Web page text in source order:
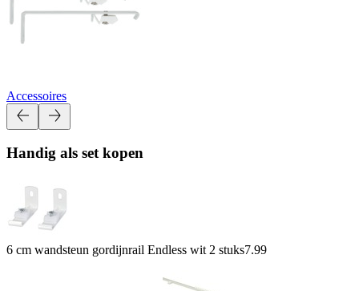
Accessoires
Handig als set kopen
6 cm wandsteun gordijnrail Endless wit 2 stuks7.99